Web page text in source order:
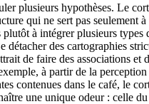
plusieurs hypothèses. Le
qui ne sert pas seulement
à intégrer plusieurs types
détacher des cartographies
de faire des associations et
à partir de la perception
contenues dans le café, le
une unique odeur : celle du